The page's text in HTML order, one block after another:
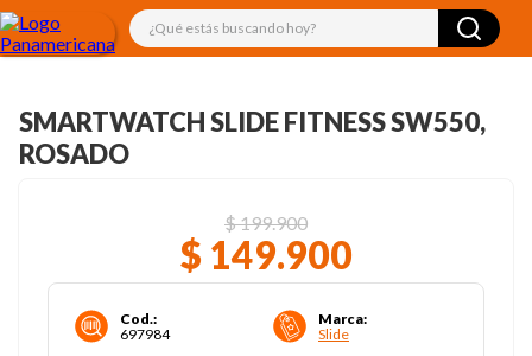
¿Qué estás buscando hoy?
SMARTWATCH SLIDE FITNESS SW550,
ROSADO
$199.900
$ 149.900
Cod.:
697984
Marca:
Slide